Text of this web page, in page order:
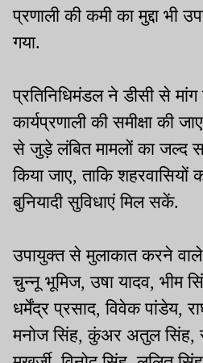
प्रणाली की कमी का मुद्दा भी
गया.
प्रतिनिधिमंडल ने डीसी से
कार्यप्रणाली की समीक्षा की
से जुड़े लंबित मामलों का जल्द
किया जाए, ताकि
बुनियादी सुविधाएं मिल सकें.
उपायुक्त से मुलाकात करने
चुन्नू भूमिज, उषा यादव, भीम
धर्मेंद्र प्रसाद, विवेक पांडेय,
मनोज सिंह, कुंअर अतुल सिंह,